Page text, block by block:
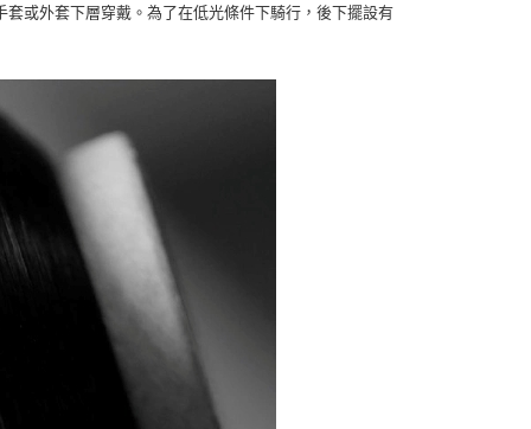
或外套下層穿戴。為了在低光條件下騎行，後下擺設有